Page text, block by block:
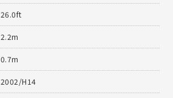
26.0ft
2.2m
0.7m
2002/H14